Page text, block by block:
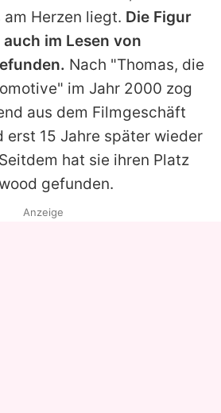
Herzen liegt. Die Figur
im Lesen von
Nach "Thomas, die
im Jahr 2000 zog
aus dem Filmgeschäft
erst 15 Jahre später wieder
hat sie ihren Platz
gefunden.
Anzeige